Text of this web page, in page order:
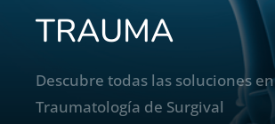
TRAUMA
Descubre todas las soluciones en
Traumatología de Surgival